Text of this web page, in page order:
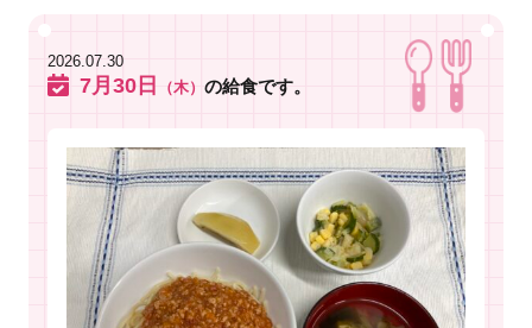
2026.07.30
7月30日 （木） の給食です。